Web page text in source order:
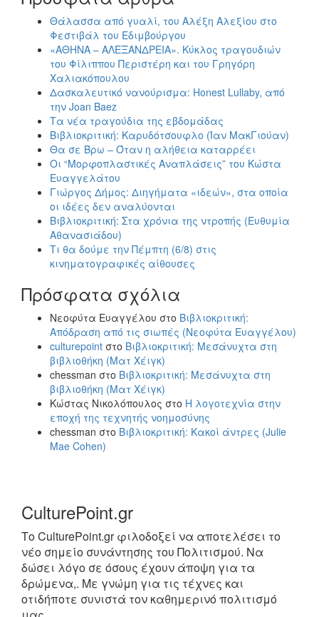
Θάλασσα από γυαλί, του Αλέξη Αλεξίου στο
Φεστιβάλ του Εδιμβούργου
«ΑΘΗΝΑ – ΑΛΕΞΑΝΔΡΕΙΑ». Κύκλος τραγουδιών
του Φίλιππου Περιστέρη και του Γρηγόρη
Χαλιακόπουλου
Δασκαλευτικό νανούρισμα: Honest Lullaby, από
την Joan Baez
Τα νέα τραγούδια της εβδομάδας
Βιβλιοκριτική: Καρυδότσουφλο (Ίαν ΜακΓιούαν)
Θα σε Βρω – Όταν η αλήθεια καταρρέει
Οι “Μορφοπλαστικές Αναπλάσεις” του Κώστα
Ευαγγελάτου
Γιώργος Δήμος: Διηγήματα «ιδεών», στα οποία
οι ιδέες δεν αναλύονται
Βιβλιοκριτική: Στα χρόνια της ντροπής (Ευθυμία
Αθανασιάδου)
Τι θα δούμε την Πέμπτη (6/8) στις
κινηματογραφικές αίθουσες
Πρόσφατα σχόλια
Νεοφύτα Ευαγγέλου στο Βιβλιοκριτική:
Απόδραση από τις σιωπές (Νεοφύτα Ευαγγέλου)
culturepoint στο Βιβλιοκριτική: Μεσάνυχτα στη
βιβλιοθήκη (Ματ Χέιγκ)
chessman στο Βιβλιοκριτική: Μεσάνυχτα στη
βιβλιοθήκη (Ματ Χέιγκ)
Κώστας Νικολόπουλος στο Η λογοτεχνία στην
εποχή της τεχνητής νοημοσύνης
chessman στο Βιβλιοκριτική: Κακοί άντρες (Julie
Mae Cohen)
CulturePoint.gr
Το CulturePoint.gr φιλοδοξεί να αποτελέσει το
νέο σημείο συνάντησης του Πολιτισμού. Να
δώσει λόγο σε όσους έχουν άποψη για τα
δρώμενα,. Με γνώμη για τις τέχνες και
οτιδήποτε συνιστά τον καθημερινό πολιτισμό